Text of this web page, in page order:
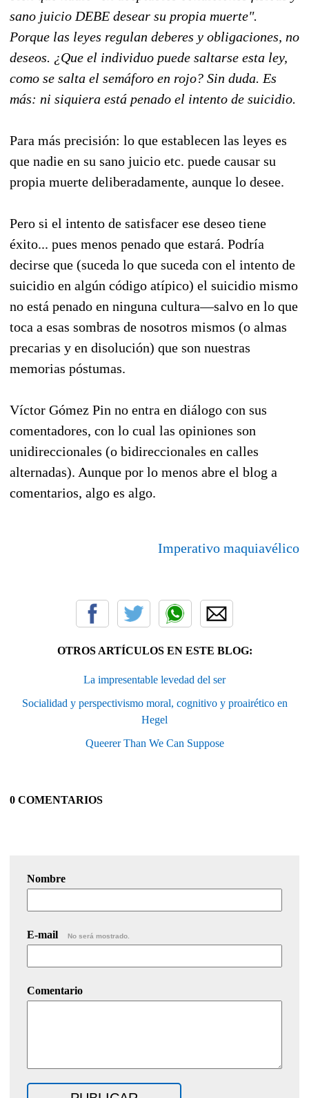
sano juicio DEBE desear su propia muerte".
Porque las leyes regulan deberes y obligaciones, no
deseos. ¿Que el individuo puede saltarse esta ley,
como se salta el semáforo en rojo? Sin duda. Es
más: ni siquiera está penado el intento de suicidio.
Para más precisión: lo que establecen las leyes es
que nadie en su sano juicio etc. puede causar su
propia muerte deliberadamente, aunque lo desee.
Pero si el intento de satisfacer ese deseo tiene
éxito... pues menos penado que estará. Podría
decirse que (suceda lo que suceda con el intento de
suicidio en algún código atípico) el suicidio mismo
no está penado en ninguna cultura—salvo en lo que
toca a esas sombras de nosotros mismos (o almas
precarias y en disolución) que son nuestras
memorias póstumas.
Víctor Gómez Pin no entra en diálogo con sus
comentadores, con lo cual las opiniones son
unidireccionales (o bidireccionales en calles
alternadas). Aunque por lo menos abre el blog a
comentarios, algo es algo.
Imperativo maquiavélico
OTROS ARTÍCULOS EN ESTE BLOG:
La impresentable levedad del ser
Socialidad y perspectivismo moral, cognitivo y proairético en
Hegel
Queerer Than We Can Suppose
0 COMENTARIOS
Nombre
E-mail No será mostrado.
Comentario